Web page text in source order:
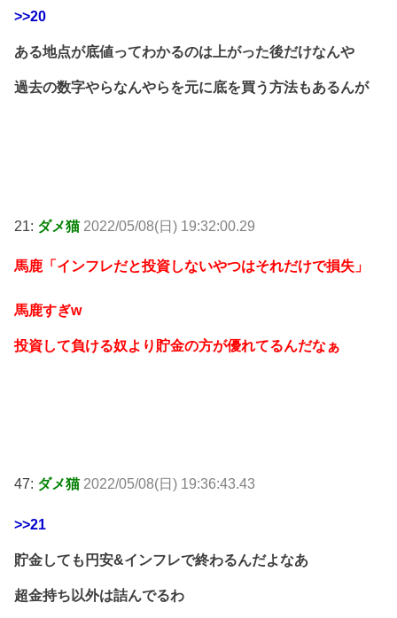
>>20
ある地点が底値ってわかるのは上がった後だけなんや
過去の数字やらなんやらを元に底を買う方法もあるんが
21: ダメ猫 2022/05/08(日) 19:32:00.29
馬鹿「インフレだと投資しないやつはそれだけで損失」
馬鹿すぎw
投資して負ける奴より貯金の方が優れてるんだなぁ
47: ダメ猫 2022/05/08(日) 19:36:43.43
>>21
貯金しても円安&インフレで終わるんだよなあ
超金持ち以外は詰んでるわ